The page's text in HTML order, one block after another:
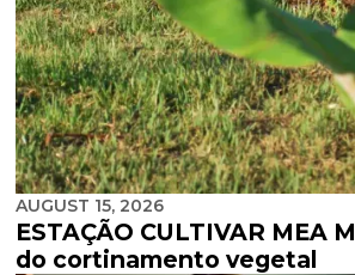
AUGUST 15, 2026
ESTAÇÃO CULTIVAR MEA
do cortinamento vegetal